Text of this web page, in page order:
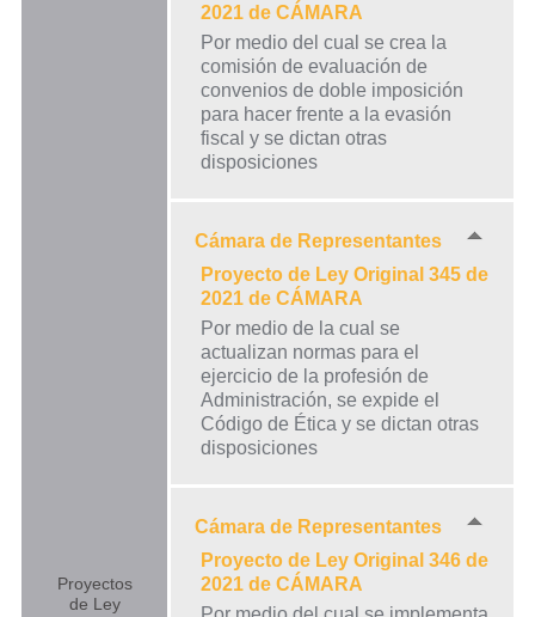
Proyectos
de Ley
2021 de CÁMARA
Por medio del cual se crea la
comisión de evaluación de
convenios de doble imposición
para hacer frente a la evasión
fiscal y se dictan otras
disposiciones
Cámara de Representantes
Proyecto de Ley Original 345 de
2021 de CÁMARA
Por medio de la cual se
actualizan normas para el
ejercicio de la profesión de
Administración, se expide el
Código de Ética y se dictan otras
disposiciones
Cámara de Representantes
Proyecto de Ley Original 346 de
2021 de CÁMARA